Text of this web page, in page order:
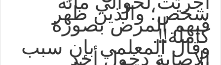
شخص؛ والذين ظهر
فيهم المرض بصورة
كاملة!!.
وقال المعلمي بإن سبب
الإصابة دخول أحد